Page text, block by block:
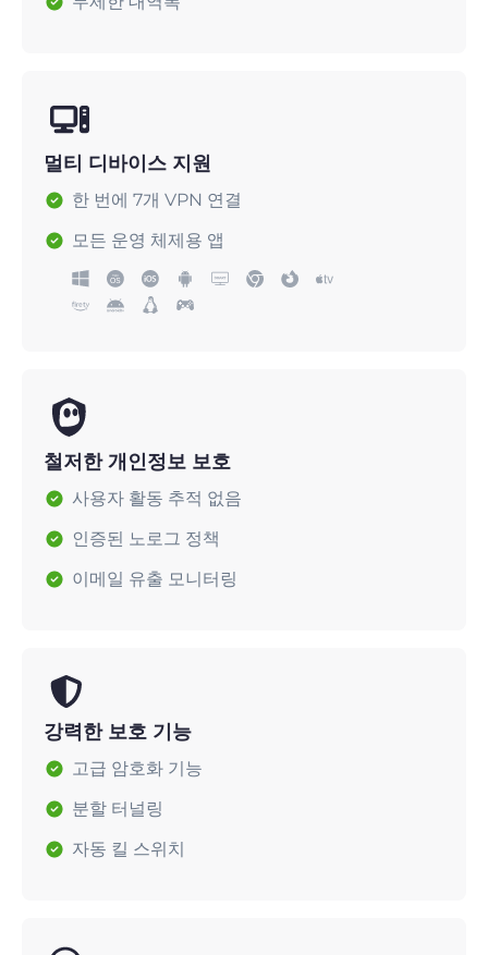
멀티 디바이스 지원
한 번에 7개 VPN 연결
모든 운영 체제용 앱
철저한 개인정보 보호
사용자 활동 추적 없음
인증된 노로그 정책
이메일 유출 모니터링
강력한 보호 기능
고급 암호화 기능
분할 터널링
자동 킬 스위치